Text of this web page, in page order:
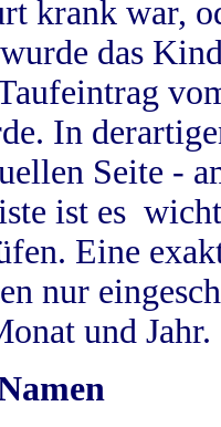
krank war,
das
In
Seite -
ist es
Eine
nur
und Jahr.